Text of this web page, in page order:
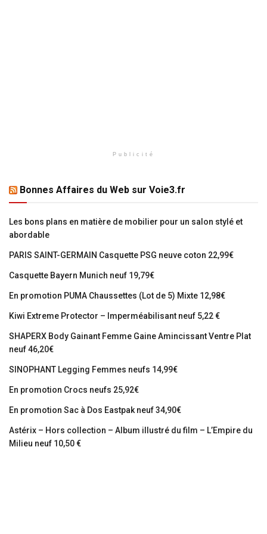
Publicité
Bonnes Affaires du Web sur Voie3.fr
Les bons plans en matière de mobilier pour un salon stylé et
abordable
PARIS SAINT-GERMAIN Casquette PSG neuve coton 22,99€
Casquette Bayern Munich neuf 19,79€
En promotion PUMA Chaussettes (Lot de 5) Mixte 12,98€
Kiwi Extreme Protector – Imperméabilisant neuf 5,22 €
SHAPERX Body Gainant Femme Gaine Amincissant Ventre Plat
neuf 46,20€
SINOPHANT Legging Femmes neufs 14,99€
En promotion Crocs neufs 25,92€
En promotion Sac à Dos Eastpak neuf 34,90€
Astérix – Hors collection – Album illustré du film – L’Empire du
Milieu neuf 10,50 €